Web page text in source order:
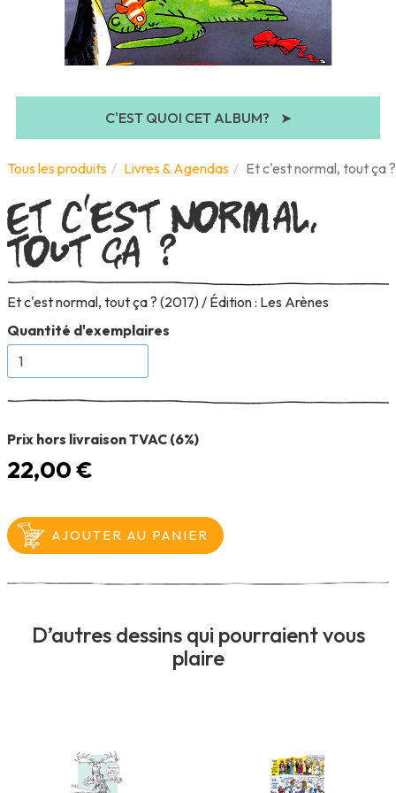
C'EST QUOI CET ALBUM? ➤
Tous les produits Livres & Agendas Et c'est normal, tout ça ?
Et c'est normal,
tout ça ?
Et c'est normal, tout ça ? (2017) / Édition : Les Arènes
Quantité d'exemplaires
Prix hors livraison TVAC (6%)
22,00 €
D’autres dessins qui pourraient vous
plaire